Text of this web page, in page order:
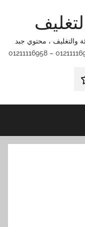
والتغليف ، محتوي جبد